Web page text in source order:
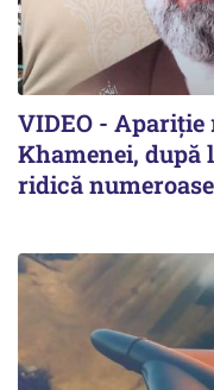
VIDEO -
Khamenei, după
ridică